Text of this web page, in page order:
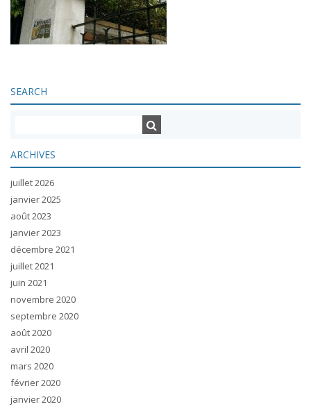
SEARCH
ARCHIVES
juillet 2026
janvier 2025
août 2023
janvier 2023
décembre 2021
juillet 2021
juin 2021
novembre 2020
septembre 2020
août 2020
avril 2020
mars 2020
février 2020
janvier 2020